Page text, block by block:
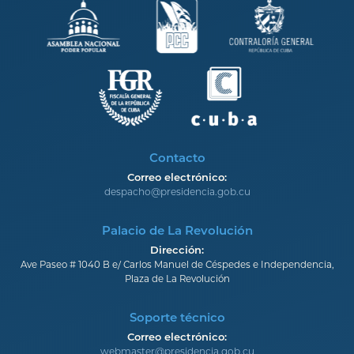
Contacto
Correo electrónico:
despacho@presidencia.gob.cu
Palacio de La Revolución
Dirección:
Ave Paseo # 1040 B e/ Carlos Manuel de Céspedes e Independencia,
Plaza de La Revolución
Soporte técnico
Correo electrónico:
webmaster@presidencia.gob.cu